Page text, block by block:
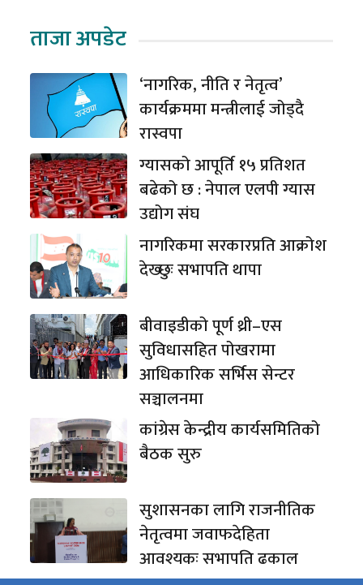
ताजा अपडेट
‘नागरिक, नीति र नेतृत्व’
कार्यक्रममा मन्त्रीलाई जोड्दै
रास्वपा
ग्यासको आपूर्ति १५ प्रतिशत
बढेको छ : नेपाल एलपी ग्यास
उद्योग संघ
नागरिकमा सरकारप्रति आक्रोश
देख्छुः सभापति थापा
बीवाइडीको पूर्ण थ्री–एस
सुविधासहित पोखरामा
आधिकारिक सर्भिस सेन्टर
सञ्चालनमा
कांग्रेस केन्द्रीय कार्यसमितिको
बैठक सुरु
सुशासनका लागि राजनीतिक
नेतृत्वमा जवाफदेहिता
आवश्यकः सभापति ढकाल